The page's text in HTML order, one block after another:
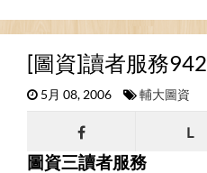
[圖資]讀者服務
5月 08, 2006 輔大圖資
L
圖資三讀者服務